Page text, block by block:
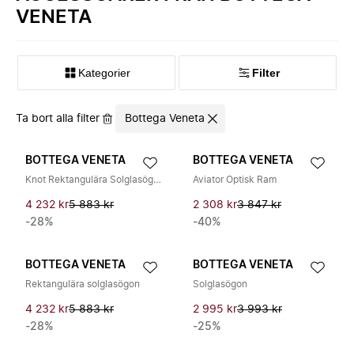
VENETA
Kategorier Filter
Ta bort alla filter Bottega Veneta
BOTTEGA VENETA
Knot Rektangulära Solglasögon
4 232 kr5 883 kr
-28%
BOTTEGA VENETA
Aviator Optisk Ram
2 308 kr3 847 kr
-40%
BOTTEGA VENETA
Rektangulära solglasögon
4 232 kr5 883 kr
-28%
BOTTEGA VENETA
Solglasögon
2 995 kr3 993 kr
-25%